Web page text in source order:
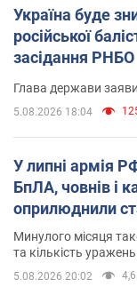
Україна буде
російської
засідання РНБО
Глава держави
5.08.2026 18:04
У липні армія
БпЛА, човнів і
оприлюднили
Минулого місяця
та кількість
5.08.2026 20:02 4,6